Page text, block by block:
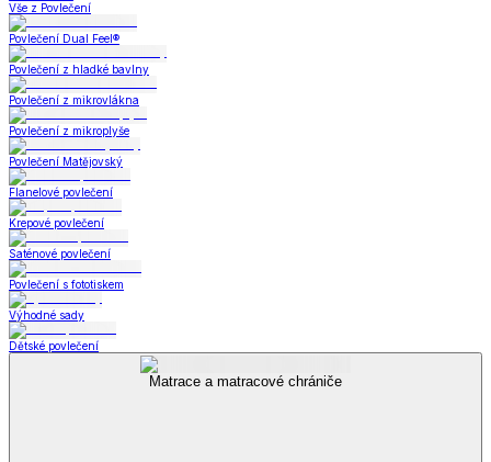
Vše z Povlečení
Povlečení Dual Feel®
Povlečení z hladké bavlny
Povlečení z mikrovlákna
Povlečení z mikroplyše
Povlečení Matějovský
Flanelové povlečení
Krepové povlečení
Saténové povlečení
Povlečení s fototiskem
Výhodné sady
Dětské povlečení
Matrace a matracové chrániče